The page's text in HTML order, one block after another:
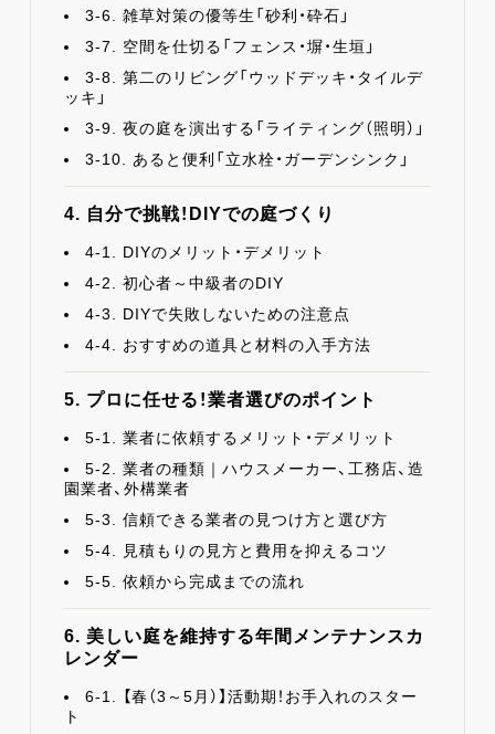
3-6. 雑草対策の優等生「砂利・砕石」
3-7. 空間を仕切る「フェンス・塀・生垣」
3-8. 第二のリビング「ウッドデッキ・タイルデ
ッキ」
3-9. 夜の庭を演出する「ライティング（照明）」
3-10. あると便利「立水栓・ガーデンシンク」
4. 自分で挑戦！DIYでの庭づくり
4-1. DIYのメリット・デメリット
4-2. 初心者～中級者のDIY
4-3. DIYで失敗しないための注意点
4-4. おすすめの道具と材料の入手方法
5. プロに任せる！業者選びのポイント
5-1. 業者に依頼するメリット・デメリット
5-2. 業者の種類｜ハウスメーカー、工務店、造
園業者、外構業者
5-3. 信頼できる業者の見つけ方と選び方
5-4. 見積もりの見方と費用を抑えるコツ
5-5. 依頼から完成までの流れ
6. 美しい庭を維持する年間メンテナンスカ
レンダー
6-1. 【春（3～5月）】活動期！お手入れのスター
ト